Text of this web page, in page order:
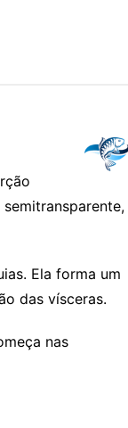
Ela forma um
das vísceras.
nas